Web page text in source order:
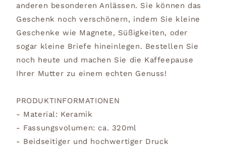
anderen besonderen Anlässen. Sie können das
Geschenk noch verschönern, indem Sie kleine
Geschenke wie Magnete, Süßigkeiten, oder
sogar kleine Briefe hineinlegen. Bestellen Sie
noch heute und machen Sie die Kaffeepause
Ihrer Mutter zu einem echten Genuss!
PRODUKTINFORMATIONEN
- Material: Keramik
- Fassungsvolumen: ca. 320ml
- Beidseitiger und hochwertiger Druck